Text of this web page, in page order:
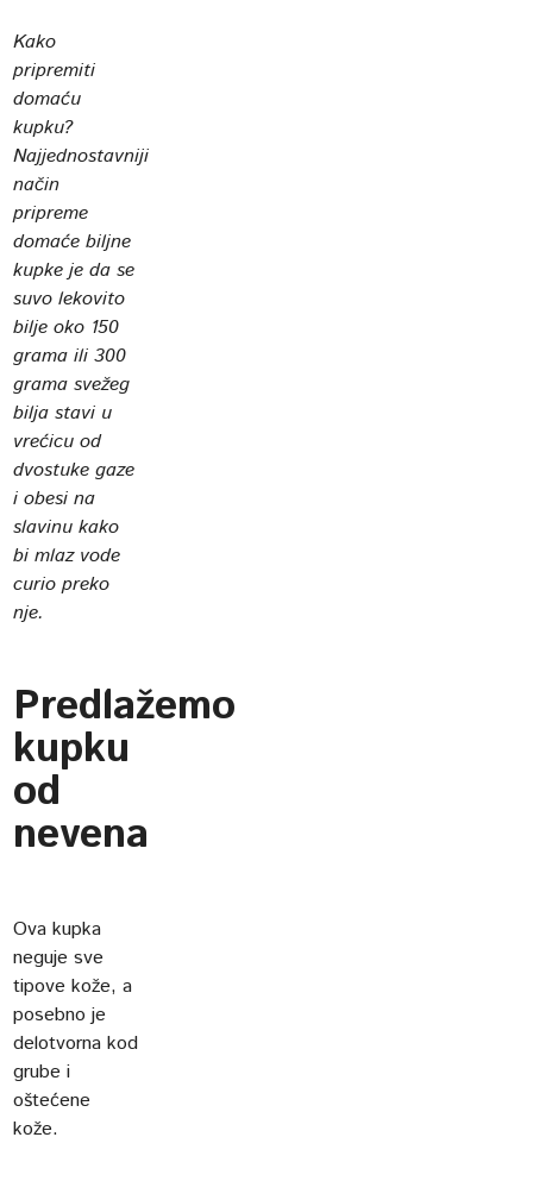
Kako
pripremiti
domaću
kupku?
Najjednostavniji
način
pripreme
domaće biljne
kupke je da se
suvo lekovito
bilje oko 150
grama ili 300
grama svežeg
bilja stavi u
vrećicu od
dvostuke gaze
i obesi na
slavinu kako
bi mlaz vode
curio preko
nje.
Predlažemo
kupku
od
nevena
Ova kupka
neguje sve
tipove kože, a
posebno je
delotvorna kod
grube i
oštećene
kože.